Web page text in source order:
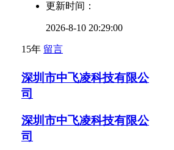
更新时间：
2026-8-10 20:29:00
15年 留言
深圳市中飞凌科技有限公
司
深圳市中飞凌科技有限公
司